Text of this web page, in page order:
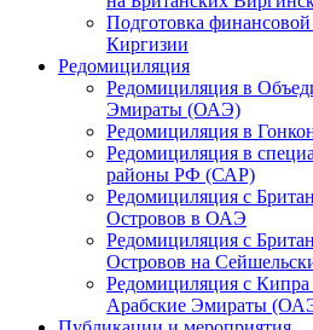
Подготовка
Киргизии
Редомициляция
Редомициляция в
Эмираты (ОАЭ)
Редомициляция в
Редомициляция в
районы РФ (САР)
Редомициляция с
Островов в ОАЭ
Редомициляция с
Островов на
Редомициляция с
Арабские Эмираты